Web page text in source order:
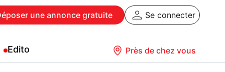
une annonce gratuite Se connecter
Edito Près de chez vous